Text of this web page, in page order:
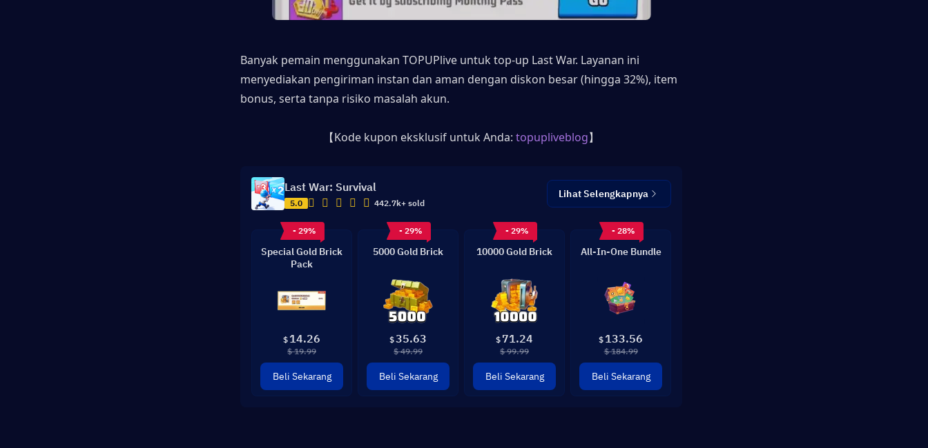
Banyak pemain menggunakan TOPUPlive untuk top-up Last War. Layanan ini
menyediakan pengiriman instan dan aman dengan diskon besar (hingga 32%), item
bonus, serta tanpa risiko masalah akun.
【Kode kupon eksklusif untuk Anda: topupliveblog】
Last War: Survival
5.0 442.7k+ sold
Lihat Selengkapnya
- 29%
Special Gold Brick
Pack
$ 14.26
$ 19.99
Beli Sekarang
- 29%
5000 Gold Brick
$35.63
$ 49.99
Beli Sekarang
- 29%
10000 Gold Brick
$ 71.24
$ 99.99
Beli Sekarang
- 28%
All-In-One Bundle
$ 133.56
$ 184.99
Beli Sekarang